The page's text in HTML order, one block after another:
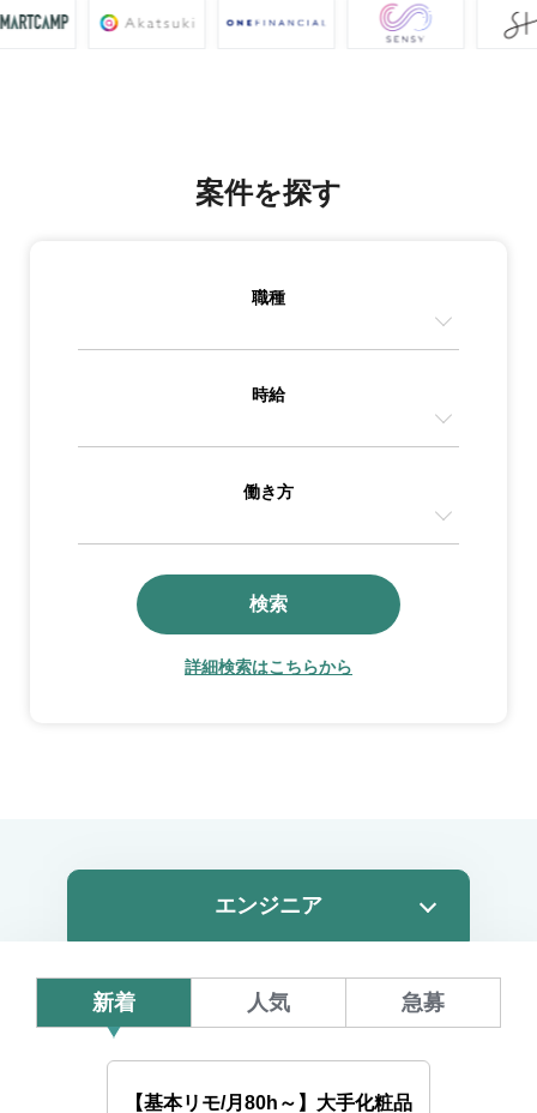
案件を探す
職種
時給
働き方
検索
詳細検索はこちらから
新着 人気 急募
【基本リモ/月80h～】大手化粧品